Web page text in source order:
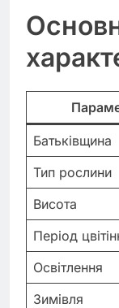
Батьківщина
Тип рослини
Висота
Період
Освітлення
Зимівля